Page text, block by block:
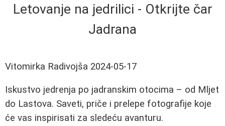
Letovanje na jedrilici - Otkrijte čar
Jadrana
Vitomirka Radivojša 2024-05-17
Iskustvo jedrenja po jadranskim otocima – od Mljet
do Lastova. Saveti, priče i prelepe fotografije koje
će vas inspirisati za sledeću avanturu.